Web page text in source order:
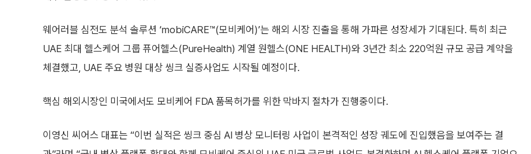
웨어러블 심전도 분석 솔루션 ‘mobiCARE™(모비케어)’는 해외 시장 진출을 통해 가파른 성장세가 기대된다. 특히 최근
UAE 최대 헬스케어 그룹 퓨어헬스(PureHealth) 계열 원헬스(ONE HEALTH)와 3년간 최소 220억원 규모 공급 계약을
체결했고, UAE 주요 병원 대상 씽크 실증사업도 시작될 예정이다.
핵심 해외시장인 미국에서도 모비케어 FDA 품목허가를 위한 막바지 절차가 진행중이다.
이영신 씨어스 대표는 “이번 실적은 씽크 중심 AI 병상 모니터링 사업이 본격적인 성장 궤도에 진입했음을 보여주는 결